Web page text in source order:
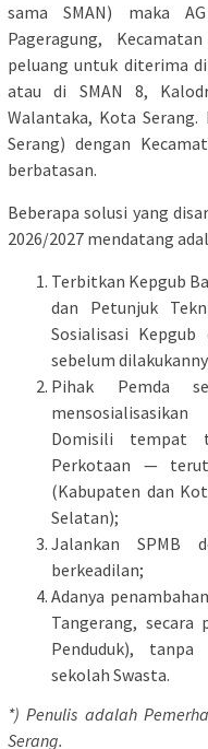
sama SMAN) maka
Pageragung,
peluang untuk diterima di
atau di SMAN 8,
Walantaka, Kota
Serang) dengan
berbatasan.
Beberapa solusi yang
2026/2027 mendatang
Terbitkan Kepgub
dan Petunjuk
Sosialisasi
sebelum
Pihak Pemda
Domisili tempat
Perkotaan —
(Kabupaten dan
Selatan);
Jalankan SPMB
berkeadilan;
Adanya
Tangerang, secara
Penduduk), tanpa
sekolah Swasta.
*) Penulis adalah
Serang.